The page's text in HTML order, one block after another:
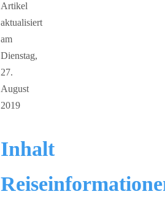
Artikel
aktualisiert
am
Dienstag,
27.
August
2019
Inhalt